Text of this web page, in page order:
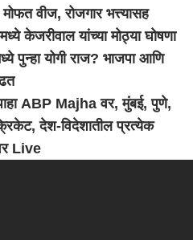
वीज, रोजगार भत्त्यासह
केजरीवाल यांच्या मोठ्या घोषणा
पुन्हा योगी राज? भाजपा आणि
ABP Majha वर, मुंबई,पुणे,
देश-विदेशातील प्रत्येक
Live